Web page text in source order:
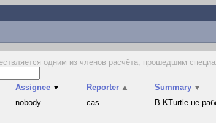
одним из членов расчёта, прошедшим
Assignee ▼ Reporter ▲ Summary ▼
nobody cas В KTurtle не